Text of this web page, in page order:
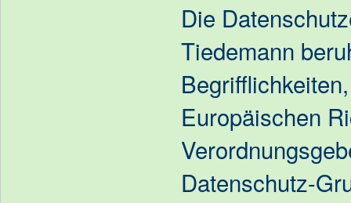
Die
Tiedemann
Europäischen
Datenschutz-